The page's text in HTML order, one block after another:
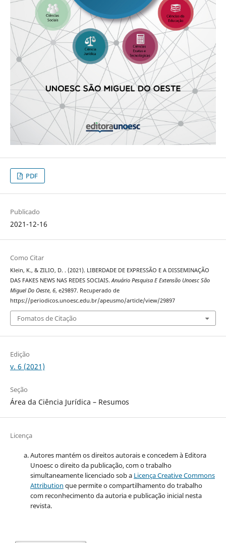
PDF
Publicado
2021-12-16
Como Citar
Klein, K., & ZILIO, D. . (2021). LIBERDADE DE EXPRESSÃO E A DISSEMINAÇÃO
DAS FAKES NEWS NAS REDES SOCIAIS.Anuário Pesquisa E Extensão Unoesc São
Miguel Do Oeste, 6, e29897. Recuperado de
https://periodicos.unoesc.edu.br/apeusmo/article/view/29897
Fomatos de Citação
Edição
v. 6 (2021)
Seção
Área da Ciência Jurídica – Resumos
Licença
Autores mantém os direitos autorais e concedem à Editora
Unoesc o direito da publicação, com o trabalho
simultaneamente licenciado sob a Licença Creative Commons
Attribution que permite o compartilhamento do trabalho
com reconhecimento da autoria e publicação inicial nesta
revista.